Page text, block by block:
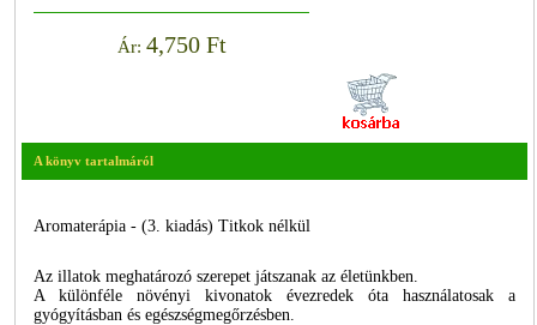
Ár: 4,750 Ft
A könyv tartalmáról
Aromaterápia - (3. kiadás) Titkok nélkül
Az illatok meghatározó szerepet játszanak az életünkben.
A különféle növényi kivonatok évezredek óta használatosak a
gyógyításban és egészségmegőrzésben.